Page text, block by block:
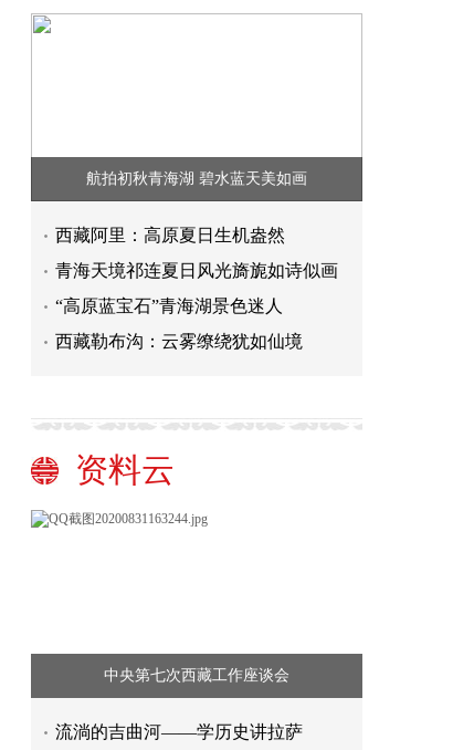
航拍初秋青海湖 碧水蓝天美如画
西藏阿里：高原夏日生机盎然
青海天境祁连夏日风光旖旎如诗似画
“高原蓝宝石”青海湖景色迷人
西藏勒布沟：云雾缭绕犹如仙境
资料云
中央第七次西藏工作座谈会
流淌的吉曲河——学历史讲拉萨